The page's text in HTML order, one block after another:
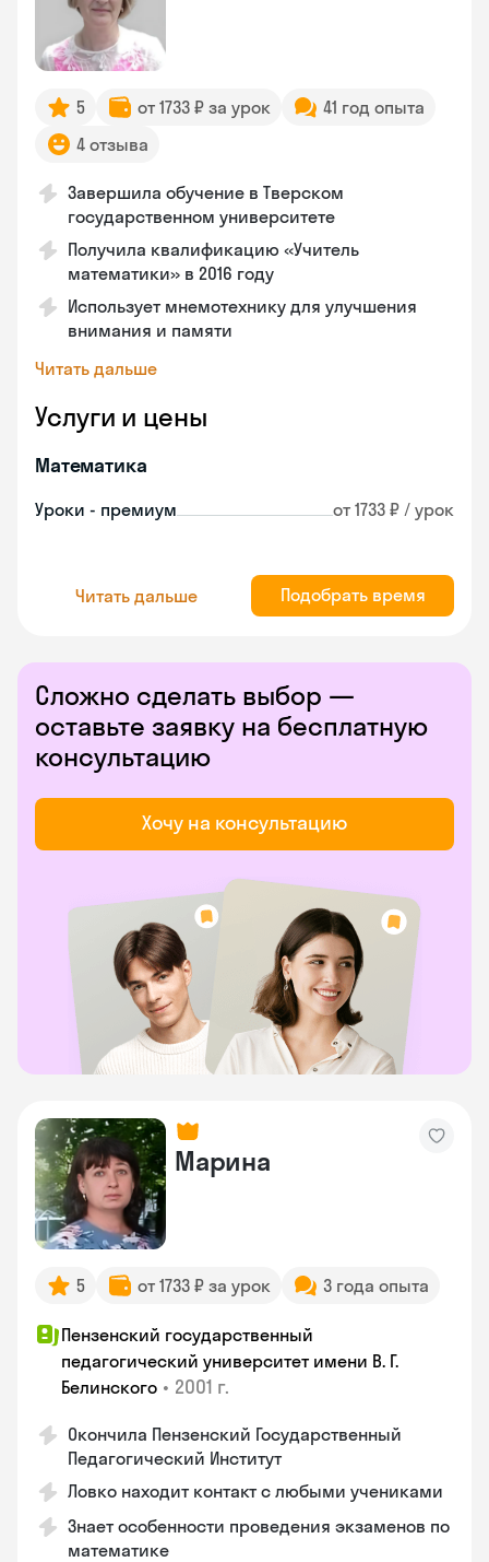
5 от 1733 ₽ за урок
41 год опыта
4 отзыва
Завершила обучение в Тверском
государственном университете
Получила квалификацию «Учитель
математики» в 2016 году
Использует мнемотехнику для улучшения
внимания и памяти
Читать дальше
Услуги и цены
Математика
Уроки - премиум от 1733 ₽ / урок
Читать дальше Подобрать время
Сложно сделать выбор —
оставьте заявку на бесплатную
консультацию
Хочу на консультацию
Марина
5 от 1733 ₽ за урок 3 года опыта
Пензенский государственный
педагогический университет имени В. Г.
Белинского • 2001 г.
Окончила Пензенский Государственный
Педагогический Институт
Ловко находит контакт с любыми учениками
Знает особенности проведения экзаменов по
математике